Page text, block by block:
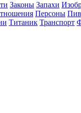
Законы Запахи
Персоны
Титаник Транспорт